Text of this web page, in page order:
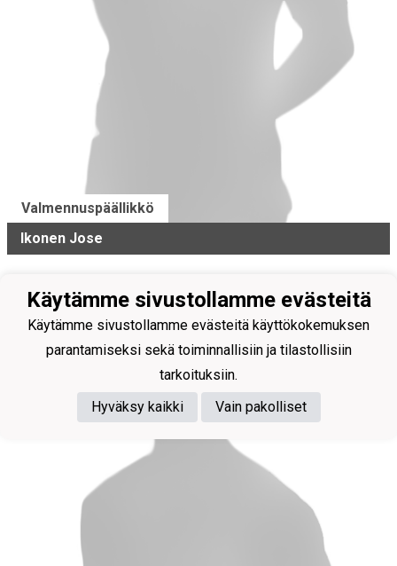
Valmennuspäällikkö
Ikonen Jose
Käytämme sivustollamme evästeitä
Käytämme sivustollamme evästeitä käyttökokemuksen
parantamiseksi sekä toiminnallisiin ja tilastollisiin
tarkoituksiin.
Hyväksy kaikki
Vain pakolliset